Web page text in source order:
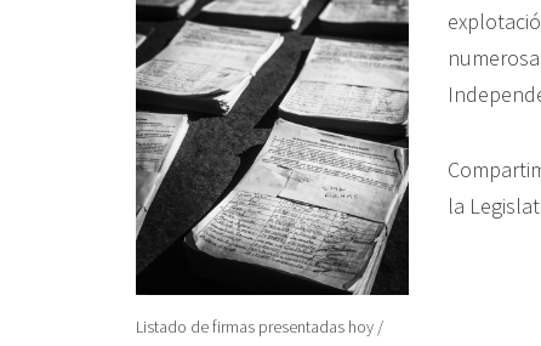
Listado de firmas presentadas hoy /
la